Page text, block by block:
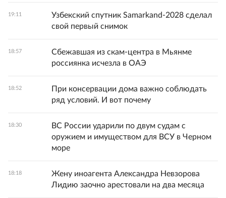
19:11
Узбекский спутник Samarkand-2028 сделал
свой первый снимок
18:57
Сбежавшая из скам-центра в Мьянме
россиянка исчезла в ОАЭ
18:52
При консервации дома важно соблюдать
ряд условий. И вот почему
18:30
ВС России ударили по двум судам с
оружием и имуществом для ВСУ в Черном
море
18:18
Жену иноагента Александра Невзорова
Лидию заочно арестовали на два месяца